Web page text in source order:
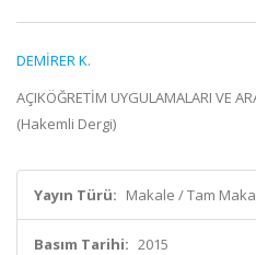
DEMİRER K.
AÇIKÖĞRETİM UYGULAMALARI VE
(Hakemli Dergi)
Yayın Türü: Makale / Tam
Basım Tarihi: 2015